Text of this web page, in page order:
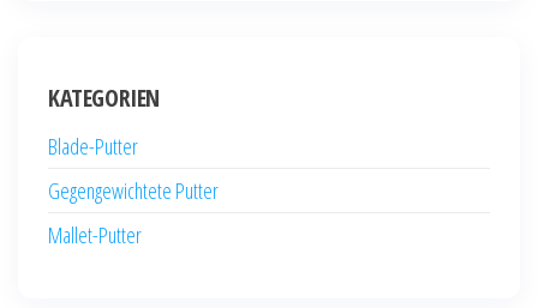
KATEGORIEN
Blade-Putter
Gegengewichtete Putter
Mallet-Putter